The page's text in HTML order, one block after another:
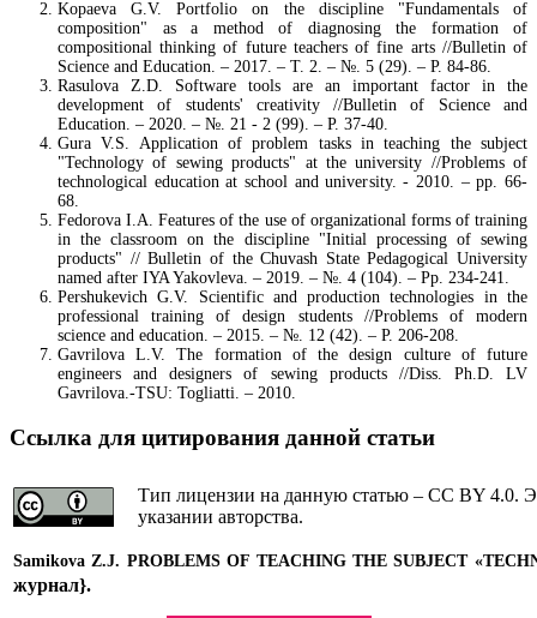
Kopaeva G.V. Portfolio on the discipline "Fundamentals of
composition" as a method of diagnosing the formation of
compositional thinking of future teachers of fine arts //Bulletin of
Science and Education. – 2017. – T. 2. – №. 5 (29). – P. 84-86.
Rasulova Z.D. Software tools are an important factor in the
development of students' creativity //Bulletin of Science and
Education. – 2020. – №. 21 - 2 (99). – P. 37-40.
Gura V.S. Application of problem tasks in teaching the subject
"Technology of sewing products" at the university //Problems of
technological education at school and university. - 2010. – pp. 66-
68.
Fedorova I.A. Features of the use of organizational forms of training
in the classroom on the discipline "Initial processing of sewing
products" // Bulletin of the Chuvash State Pedagogical University
named after IYA Yakovleva. – 2019. – №. 4 (104). – Pp. 234-241.
Pershukevich G.V. Scientific and production technologies in the
professional training of design students //Problems of modern
science and education. – 2015. – №. 12 (42). – P. 206-208.
Gavrilova L.V. The formation of the design culture of future
engineers and designers of sewing products //Diss. Ph.D. LV
Gavrilova.-TSU: Togliatti. – 2010.
Ссылка для цитирования данной статьи
Тип лицензии на данную статью – CC BY 4.0.
указании авторства.
Samikova Z.J. PROBLEMS OF TEACHING THE SUBJECT
журнал}.